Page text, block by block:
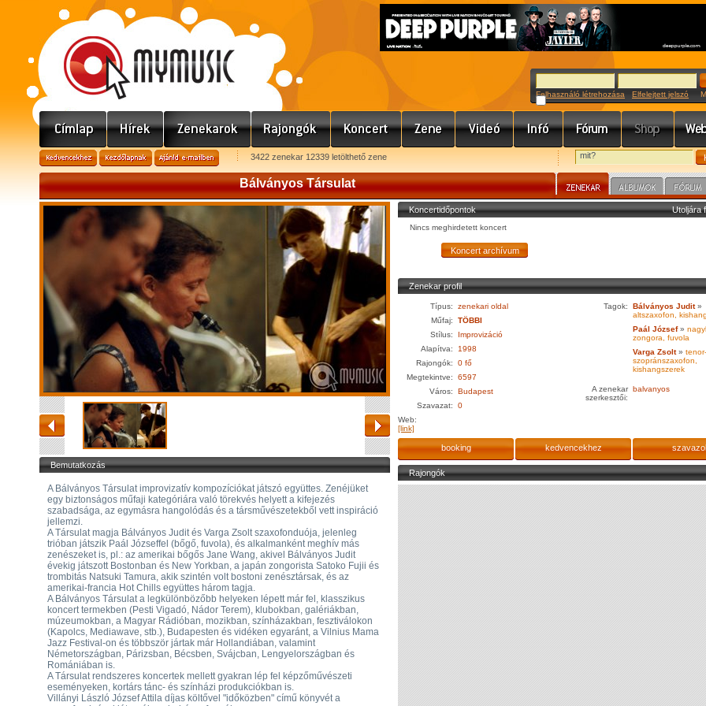
Felhasználó létrehozása Elfelejtett jelszó
3422 zenekar 12339 letölthető zene
Bálványos Társulat
Bemutatkozás
A Bálványos Társulat improvizatív kompozíciókat játszó együttes. Zenéjüket
egy biztonságos műfaji kategóriára való törekvés helyett a kifejezés
szabadsága, az egymásra hangolódás és a társművészetekből vett inspiráció
jellemzi.
A Társulat magja Bálványos Judit és Varga Zsolt szaxofonduója, jelenleg
trióban játszik Paál Józseffel (bőgő, fuvola), és alkalmanként meghív más
zenészeket is, pl.: az amerikai bőgős Jane Wang, akivel Bálványos Judit
évekig játszott Bostonban és New Yorkban, a japán zongorista Satoko Fujii és
trombitás Natsuki Tamura, akik szintén volt bostoni zenésztársak, és az
amerikai-francia Hot Chills együttes három tagja.
A Bálványos Társulat a legkülönbözőbb helyeken lépett már fel, klasszikus
koncert termekben (Pesti Vigadó, Nádor Terem), klubokban, galériákban,
múzeumokban, a Magyar Rádióban, mozikban, színházakban, fesztiválokon
(Kapolcs, Mediawave, stb.), Budapesten és vidéken egyaránt, a Vilnius Mama
Jazz Festival-on és többször jártak már Hollandiában, valamint
Németországban, Párizsban, Bécsben, Svájcban, Lengyelországban és
Romániában is.
A Társulat rendszeres koncertek mellett gyakran lép fel képzőművészeti
eseményeken, kortárs tánc- és színházi produkciókban is.
Villányi László József Attila díjas költővel "időközben" című könyvét a
Utoljára
Koncertidőpontok
Nincs meghirdetett koncert
Zenekar profil
Típus:
zenekari oldal
Műfaj:
TÖBBI
Stílus:
Improvizáció
Alapítva:
1998
Rajongók:
0 fő
Megtekintve:
6597
Város:
Budapest
Szavazat:
0
Web:
[link]
Tagok: Bálványos Judit »
altszaxofon,
Paál József »
zongora, fuvola
Varga Zsolt »
szopránszaxofon,
kishangszerek
A zenekar
szerkesztői:
balvanyos
booking kedvencekhez
Rajongók